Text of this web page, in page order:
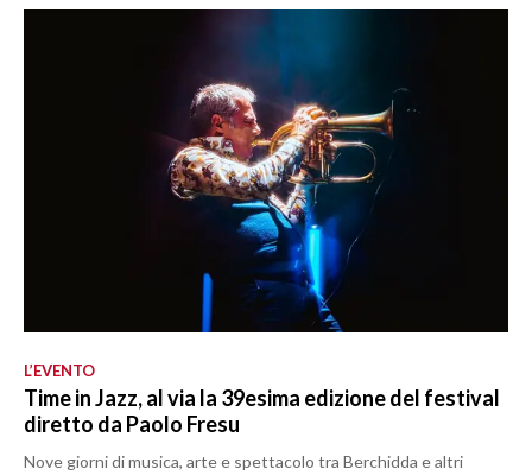
L’EVENTO
Time in Jazz, al via la 39esima edizione del festival
diretto da Paolo Fresu
Nove giorni di musica, arte e spettacolo tra Berchidda e altri